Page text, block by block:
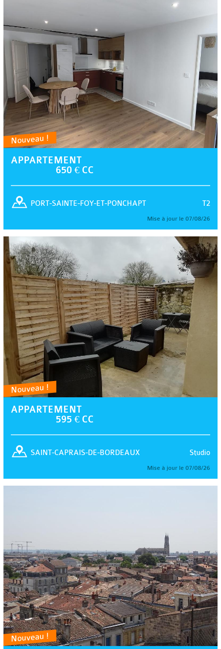
Nouveau !
APPARTEMENT
650 € CC
T2
PORT-SAINTE-FOY-ET-PONCHAPT
Mise à jour le 07/08/26
Nouveau !
APPARTEMENT
595 € CC
Studio
SAINT-CAPRAIS-DE-BORDEAUX
Mise à jour le 07/08/26
Nouveau !